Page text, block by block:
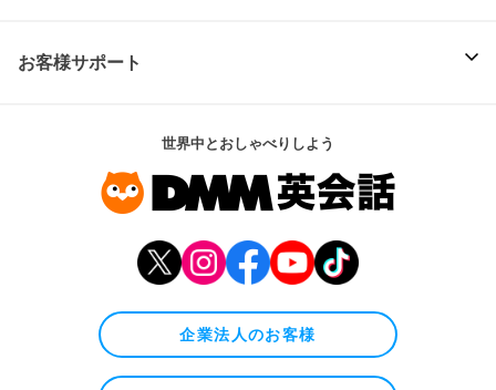
お客様サポート
世界中とおしゃべりしよう
企業法人のお客様